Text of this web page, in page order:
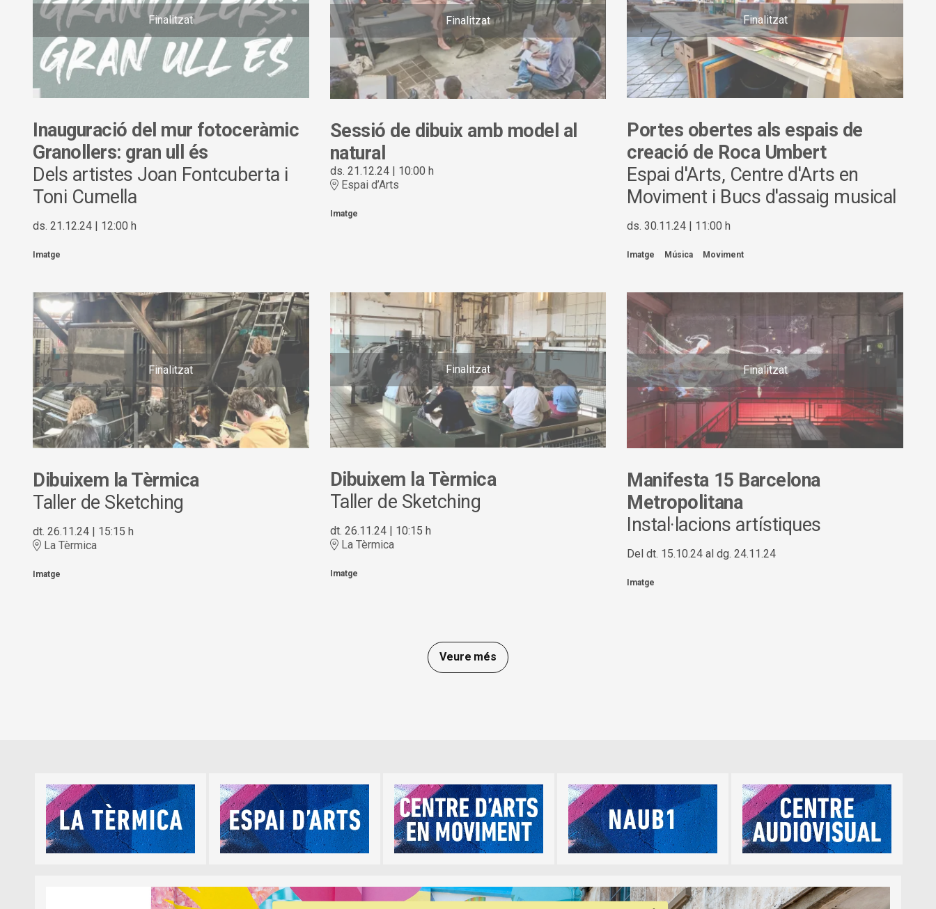
Finalitzat
Inauguració del mur fotoceràmic
Granollers: gran ull és
Dels artistes Joan Fontcuberta i
Toni Cumella
ds. 21.12.24 12:00 h
Imatge
Finalitzat
Sessió de dibuix amb model al
natural
ds. 21.12.24| 10:00 h
Espai d’Arts
Imatge
Finalitzat
Portes obertes als espais de
creació de Roca Umbert
Espai d'Arts, Centre d'Arts en
Moviment i Bucs d'assaig musical
ds. 30.11.24 11:00 h
Imatge Música Moviment
Finalitzat
Dibuixem la Tèrmica
Taller de Sketching
dt. 26.11.24 | 15:15 h
La Tèrmica
Imatge
Finalitzat
Dibuixem la Tèrmica
Taller de Sketching
dt. 26.11.24| 10:15 h
La Tèrmica
Imatge
Finalitzat
Manifesta 15 Barcelona
Metropolitana
Instal·lacions artístiques
Del dt. 15.10.24 al dg. 24.11.24
Imatge
Veure més